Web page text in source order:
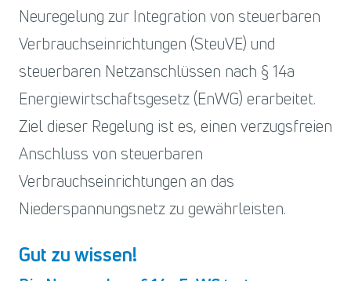
Neuregelung zur Integration von steuerbaren
Verbrauchseinrichtungen (SteuVE) und
steuerbaren Netzanschlüssen nach § 14a
Energiewirtschaftsgesetz (EnWG) erarbeitet.
Ziel dieser Regelung ist es, einen verzugsfreien
Anschluss von steuerbaren
Verbrauchseinrichtungen an das
Niederspannungsnetz zu gewährleisten.
Gut zu wissen!